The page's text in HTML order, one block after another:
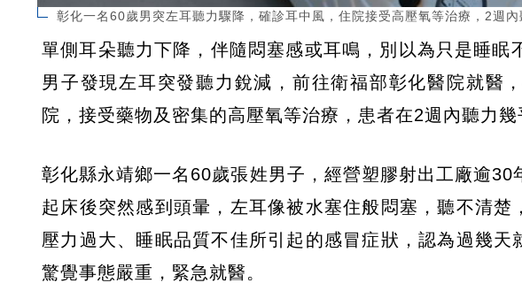
彰化一名60歲男突左耳聽力驟降，確診耳中風，住院接受高壓氧等治療，2週
單側耳朵聽力下降，伴隨悶塞感或耳鳴，別以為只是睡
男子發現左耳突發聽力銳減，前往衛福部彰化醫院就醫
院，接受藥物及密集的高壓氧等治療，患者在2週內聽力幾
彰化縣永靖鄉一名60歲張姓男子，經營塑膠射出工廠逾30
起床後突然感到頭暈，左耳像被水塞住般悶塞，聽不清
壓力過大、睡眠品質不佳所引起的感冒症狀，認為過幾
驚覺事態嚴重，緊急就醫。